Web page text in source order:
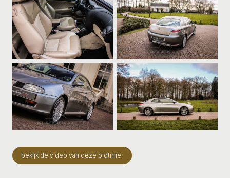
bekijk de video van deze oldtimer